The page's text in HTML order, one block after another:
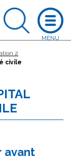
2
civile
avant